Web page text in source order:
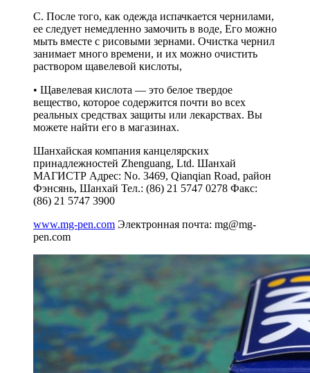
С. После того, как одежда испачкается чернилами,
ее следует немедленно замочить в воде, Его можно
мыть вместе с рисовыми зернами. Очистка чернил
занимает много времени, и их можно очистить
раствором щавелевой кислоты,
• Щавелевая кислота — это белое твердое
вещество, которое содержится почти во всех
реальных средствах защиты или лекарствах. Вы
можете найти его в магазинах.
Шанхайская компания канцелярских
принадлежностей Zhenguang, Ltd. Шанхай
МАГИСТР Адрес: No. 3469, Qianqian Road, район
Фэнсянь, Шанхай Тел.: (86) 21 5747 0278 Факс:
(86) 21 5747 3900
www.mg-pen.com Электронная почта: mg@mg-
pen.com